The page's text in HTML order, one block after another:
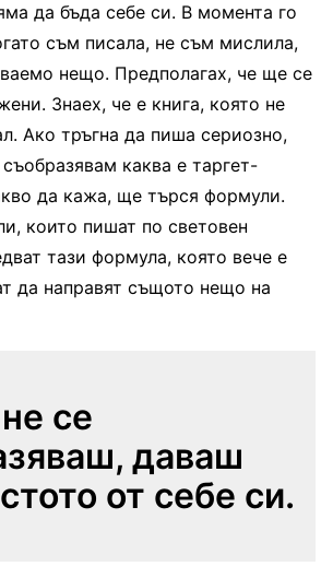
да бъда себе си. В момента го
съм писала, не съм мислила,
нещо. Предполагах, че ще се
Знаех, че е книга, която не
Ако тръгна да пиша сериозно,
каква е таргет-
да кажа, ще търся формули.
които пишат по световен
тази формула, която вече е
да направят същото нещо на
се
даваш
от себе си.